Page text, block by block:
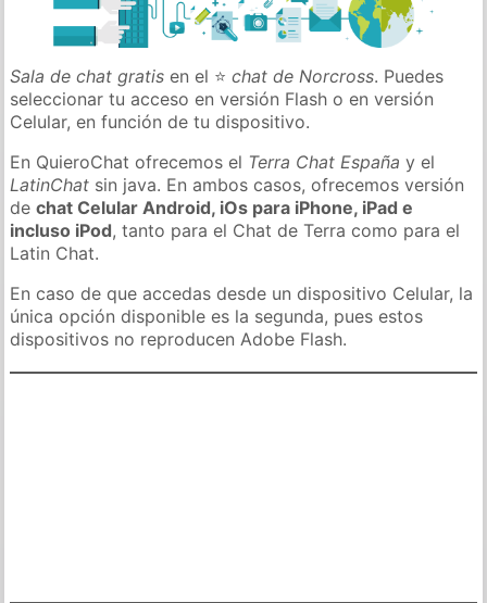
Sala de chat gratis en el ⭐chat de Norcross. Puedes
seleccionar tu acceso en versión Flash o en versión
Celular, en función de tu dispositivo.
En QuieroChat ofrecemos el Terra Chat España y el
LatinChat sin java. En ambos casos, ofrecemos versión
dechat Celular Android, iOs para iPhone, iPad e
incluso iPod, tanto para el Chat de Terra como para el
Latin Chat.
En caso de que accedas desde un dispositivo Celular, la
única opción disponible es la segunda, pues estos
dispositivos no reproducen Adobe Flash.